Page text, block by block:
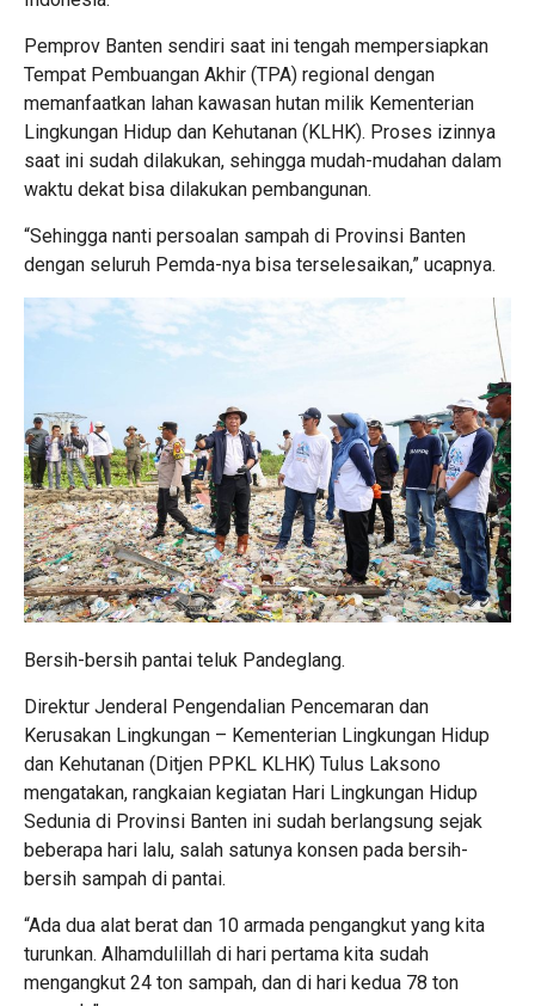
Pemprov Banten sendiri saat ini tengah mempersiapkan
Tempat Pembuangan Akhir (TPA) regional dengan
memanfaatkan lahan kawasan hutan milik Kementerian
Lingkungan Hidup dan Kehutanan (KLHK). Proses izinnya
saat ini sudah dilakukan, sehingga mudah-mudahan dalam
waktu dekat bisa dilakukan pembangunan.
“Sehingga nanti persoalan sampah di Provinsi Banten
dengan seluruh Pemda-nya bisa terselesaikan,” ucapnya.
Bersih-bersih pantai teluk Pandeglang.
Direktur Jenderal Pengendalian Pencemaran dan
Kerusakan Lingkungan – Kementerian Lingkungan Hidup
dan Kehutanan (Ditjen PPKL KLHK) Tulus Laksono
mengatakan, rangkaian kegiatan Hari Lingkungan Hidup
Sedunia di Provinsi Banten ini sudah berlangsung sejak
beberapa hari lalu, salah satunya konsen pada bersih-
bersih sampah di pantai.
“Ada dua alat berat dan 10 armada pengangkut yang kita
turunkan. Alhamdulillah di hari pertama kita sudah
mengangkut 24 ton sampah, dan di hari kedua 78 ton